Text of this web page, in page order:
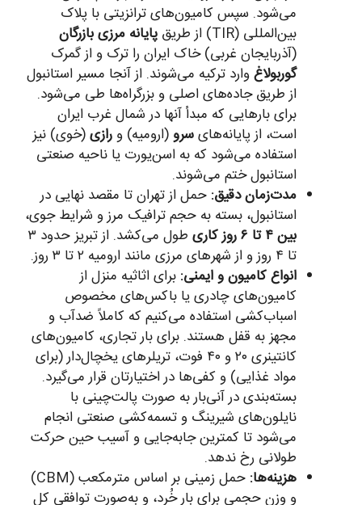
می‌شود. سپس کامیون‌های ترانزیتی با پلاک
بین‌المللی (TIR) از طریق
پایانه مرزی بازرگان
(آذربایجان غربی) خاک ایران را ترک و از گمرک
گوربولاغوارد ترکیه می‌شوند. از آنجا مسیر استانبول
از طریق جاده‌های اصلی و بزرگراه‌ها طی می‌شود.
برای بارهایی که مبدأ آنها در شمال غرب ایران
است، از پایانه‌هایسرو(ارومیه) ورازی(خوی) نیز
استفاده می‌شود که به اسن‌یورت یا ناحیه صنعتی
استانبول ختم می‌شوند.
مدت‌زمان دقیق: حمل از تهران تا مقصد نهایی در
استانبول، بسته به حجم ترافیک مرز و شرایط جوی،
بین ۴ تا ۶ روز کاری
طول می‌کشد. از تبریز حدود ۳
تا ۴ روز و از شهرهای مرزی مانند ارومیه ۲ تا ۳ روز.
انواع کامیون و ایمنی: برای اثاثیه منزل از
کامیون‌های چادری یا باکس‌های مخصوص
اسباب‌کشی استفاده می‌کنیم که کاملاً ضدآب و
مجهز به قفل هستند. برای بار تجاری، کامیون‌های
کانتینری ۲۰ و ۴۰ فوت، تریلرهای یخچال‌دار (برای
مواد غذایی) و کفی‌ها در اختیارتان قرار می‌گیرد.
بسته‌بندی در آنی‌بار به صورت پالت‌چینی با
نایلون‌های شیرینگ و تسمه‌کشی صنعتی انجام
می‌شود تا کمترین جابه‌جایی و آسیب حین حرکت
طولانی رخ ندهد.
هزینه‌ها:
حمل زمینی بر اساس مترمکعب (CBM)
و وزن حجمی برای بار خُرد، و به‌صورت توافقی کل